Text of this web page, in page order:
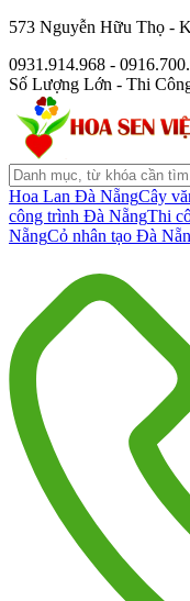
573 Nguyễn Hữu Thọ -
0931.914.968 -
Số Lượng Lớn - Thi
Hoa Lan Đà NẵngCây
công trình Đà NẵngThi
NẵngCỏ nhân tạo Đà